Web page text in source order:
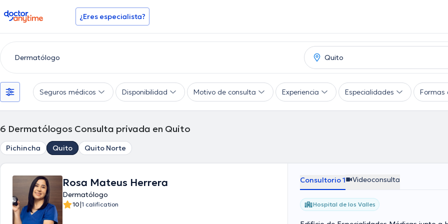
doctoranytime ¿Eres especialista?
Seguros médicos Disponibilidad Motivo de consulta Experiencia Especialidades Formas
6 Dermatólogos Consulta privada en Quito
Pichincha Quito Quito Norte
Rosa Mateus Herrera
Dermatólogo
10|1 calification
Consultorio 1 Videoconsulta
Hospital de los Valles